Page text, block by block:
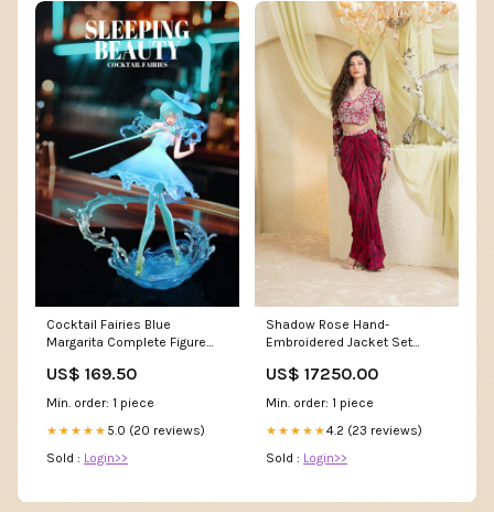
Cocktail Fairies Blue
Margarita Complete Figure
US$ 169.50
Min. order: 1 piece
★★★★★ 5.0 (20 reviews)
Sold : Login>>
Shadow Rose Hand-
Embroidered Jacket Set
US$ 17250.00
Min. order: 1 piece
★★★★★4.2 (23 reviews)
Sold : Login>>